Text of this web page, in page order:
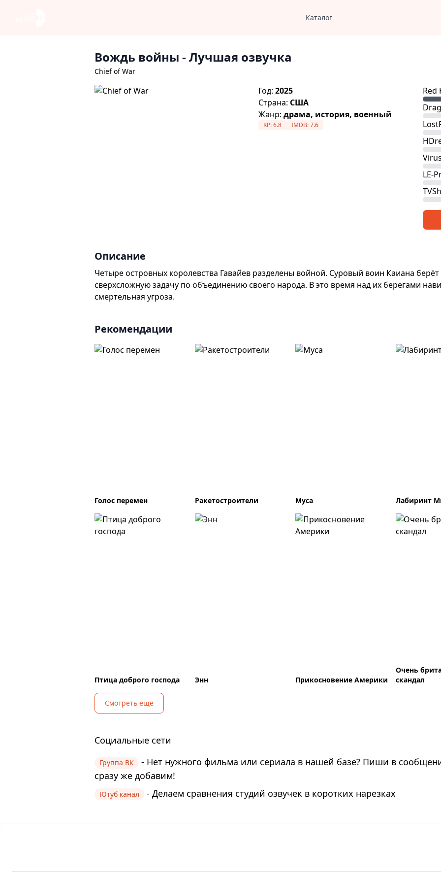
Каталог
Вождь войны - Лучшая озвучка
Chief of War
Год:2025
Страна: США
Жанр:драма, история, военный
KP:6.8 IMDB:7.6
Red
LE-
Описание
Четыре островных королевства Гавайев разделены войной. Суровый воин Каиана берёт
сверхсложную задачу по объединению своего народа. В это время над их берегами
смертельная угроза.
Рекомендации
Голос перемен Ракетостроители Муса Лабиринт
Птица доброго господа Энн Прикосновение Америки
Очень
скандал
Смотреть еще
Социальные сети
Группа ВК
- Нет нужного фильма или сериала в нашей базе? Пиши в
сразу же добавим!
Ютуб канал - Делаем сравнения студий озвучек в коротких нарезках